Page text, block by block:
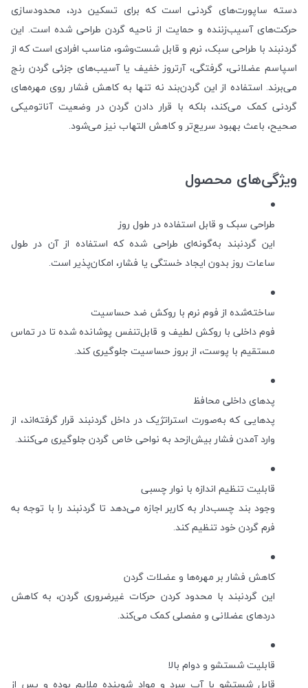
دسته ساپورت‌های گردنی است که برای تسکین درد، محدودسازی
حرکت‌های آسیب‌زننده و حمایت از ناحیه گردن طراحی شده است. این
گردنبند با طراحی سبک، نرم و قابل شست‌وشو، مناسب افرادی است که از
اسپاسم عضلانی، گرفتگی، آرتروز خفیف یا آسیب‌های جزئی گردن رنج
می‌برند. استفاده از این گردن‌بند نه تنها به کاهش فشار روی مهره‌های
گردنی کمک می‌کند، بلکه با قرار دادن گردن در وضعیت آناتومیکی
صحیح، باعث بهبود سریع‌تر و کاهش التهاب نیز می‌شود.
ویژگی‌های محصول
طراحی سبک و قابل استفاده در طول روز
این گردنبند به‌گونه‌ای طراحی شده که استفاده از آن در طول
ساعات روز بدون ایجاد خستگی یا فشار، امکان‌پذیر است.
ساخته‌شده از فوم نرم با روکش ضد حساسیت
فوم داخلی با روکش لطیف و قابل‌تنفس پوشانده شده تا در تماس
مستقیم با پوست، از بروز حساسیت جلوگیری کند.
پدهای داخلی محافظ
پدهایی که به‌صورت استراتژیک در داخل گردنبند قرار گرفته‌اند، از
وارد آمدن فشار بیش‌ازحد به نواحی خاص گردن جلوگیری می‌کنند.
قابلیت تنظیم اندازه با نوار چسبی
وجود بند چسب‌دار به کاربر اجازه می‌دهد تا گردنبند را با توجه به
فرم گردن خود تنظیم کند.
کاهش فشار بر مهره‌ها و عضلات گردن
این گردنبند با محدود کردن حرکات غیرضروری گردن، به کاهش
دردهای عضلانی و مفصلی کمک می‌کند.
قابلیت شستشو و دوام بالا
قابل شستشو با آب سرد و مواد شوینده ملایم بوده و پس از